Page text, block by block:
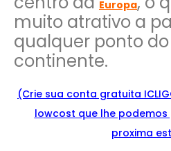
Europa
muito atrativo a
qualquer ponto
continente.
(Crie sua conta gratuita
lowcost que lhe
proxima